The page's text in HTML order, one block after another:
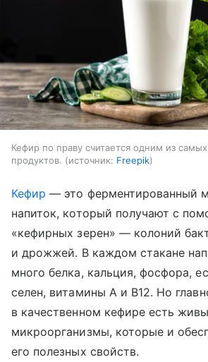
Кефир по праву считается одним из
продуктов.
источник: Freepik
Кефир — это ферментированный
напиток, который получают с
«кефирных зерен» — колоний
и дрожжей. В каждом стакане
много белка, кальция, фосфора,
селен, витамины A и B12. Но
в качественном кефире есть
микроорганизмы, которые и
его полезных свойств.